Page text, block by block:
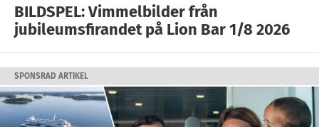
BILDSPEL: Vimmelbilder från
jubileumsfirandet på Lion Bar 1/8 2026
SPONSRAD ARTIKEL